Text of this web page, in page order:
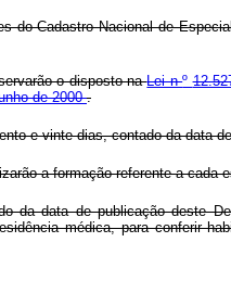
Cadastro Nacional de
o disposto naLei nº
de 2000.
e vinte dias, contado da data
a formação referente a cada
da data de publicação deste
médica, para conferir